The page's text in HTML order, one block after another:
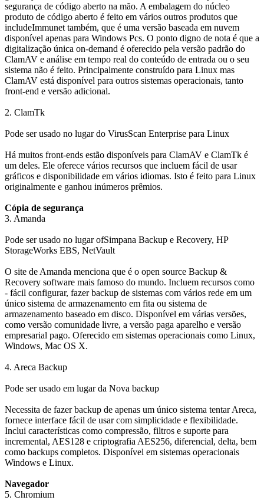
segurança de código aberto na mão. A embalagem do núcleo
produto de código aberto é feito em vários outros produtos que
includeImmunet também, que é uma versão baseada em nuvem
disponível apenas para Windows Pcs. O ponto digno de nota é que a
digitalização única on-demand é oferecido pela versão padrão do
ClamAV e análise em tempo real do conteúdo de entrada ou o seu
sistema não é feito. Principalmente construído para Linux mas
ClamAV está disponível para outros sistemas operacionais, tanto
front-end e versão adicional.
2. ClamTk
Pode ser usado no lugar do VirusScan Enterprise para Linux
Há muitos front-ends estão disponíveis para ClamAV e ClamTk é
um deles. Ele oferece vários recursos que incluem fácil de usar
gráficos e disponibilidade em vários idiomas. Isto é feito para Linux
originalmente e ganhou inúmeros prêmios.
Cópia de segurança
3. Amanda
Pode ser usado no lugar ofSimpana Backup e Recovery, HP
StorageWorks EBS, NetVault
O site de Amanda menciona que é o open source Backup &
Recovery software mais famoso do mundo. Incluem recursos como
- fácil configurar, fazer backup de sistemas com vários rede em um
único sistema de armazenamento em fita ou sistema de
armazenamento baseado em disco. Disponível em várias versões,
como versão comunidade livre, a versão paga aparelho e versão
empresarial pago. Oferecido em sistemas operacionais como Linux,
Windows, Mac OS X.
4. Areca Backup
Pode ser usado em lugar da Nova backup
Necessita de fazer backup de apenas um único sistema tentar Areca,
fornece interface fácil de usar com simplicidade e flexibilidade.
Inclui características como compressão, filtros e suporte para
incremental, AES128 e criptografia AES256, diferencial, delta, bem
como backups completos. Disponível em sistemas operacionais
Windows e Linux.
Navegador
5. Chromium